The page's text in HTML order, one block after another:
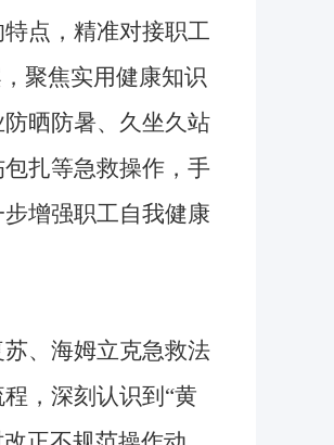
点，精准对接职工
聚焦实用健康知识
晒防暑、久坐久站
扎等急救操作，手
增强职工自我健康
、海姆立克急救法
，深刻认识到“黄